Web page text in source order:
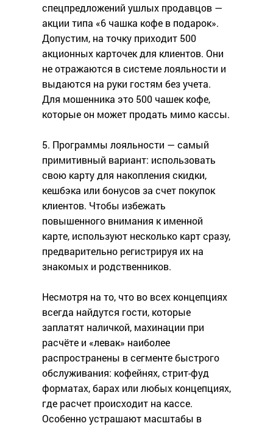
спецпредложений ушлых продавцов —
акции типа «6 чашка кофе в подарок».
Допустим, на точку приходит 500
акционных карточек для клиентов. Они
не отражаются в системе лояльности и
выдаются на руки гостям без учета.
Для мошенника это 500 чашек кофе,
которые он может продать мимо кассы.
5. Программы лояльности — самый
примитивный вариант: использовать
свою карту для накопления скидки,
кешбэка или бонусов за счет покупок
клиентов. Чтобы избежать
повышенного внимания к именной
карте, используют несколько карт сразу,
предварительно регистрируя их на
знакомых и родственников.
Несмотря на то, что во всех концепциях
всегда найдутся гости, которые
заплатят наличкой, махинации при
расчёте и «левак» наиболее
распространены в сегменте быстрого
обслуживания: кофейнях, стрит-фуд
форматах, барах или любых концепциях,
где расчет происходит на кассе.
Особенно устрашают масштабы в